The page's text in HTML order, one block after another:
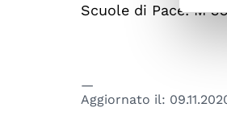
Scuole di Pace: M
Aggiornato il: